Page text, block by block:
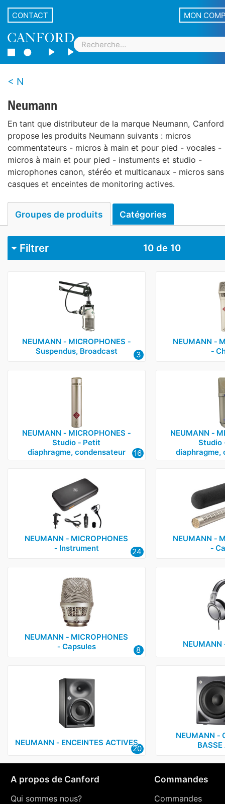
CONTACT MON
N
Neumann
En tant que distributeur de la marque Neumann, Canford
propose les produits Neumann suivants : micros
commentateurs - micros à main et pour pied - vocales -
micros à main et pour pied - instuments et studio -
microphones canon, stéréo et multicanaux - micros
casques et enceintes de monitoring actives.
Groupes de produits Catégories
Filtrer 10 de 10
Microphones 6
Microphones sans fil
Casques, micro-casques, écouteurs, amplis et
Haut-parleurs et enceintes de monitoring 2
NEUMANN ‑ MICROPHONES ‑
Suspendus, Broadcast
3
NEUMANN ‑
‑
NEUMANN ‑ MICROPHONES ‑
Studio ‑ Petit
diaphragme, condensateur
16
NEUMANN ‑
Studio
diaphragme,
NEUMANN ‑ MICROPHONES
‑ Instrument
24
NEUMANN ‑
‑
NEUMANN ‑ MICROPHONES
‑ Capsules
8
NEUMANN
NEUMANN ‑ ENCEINTES ACTIVES
20
NEUMANN ‑
A propos de Canford
Qui sommes nous?
Commandes
Commandes